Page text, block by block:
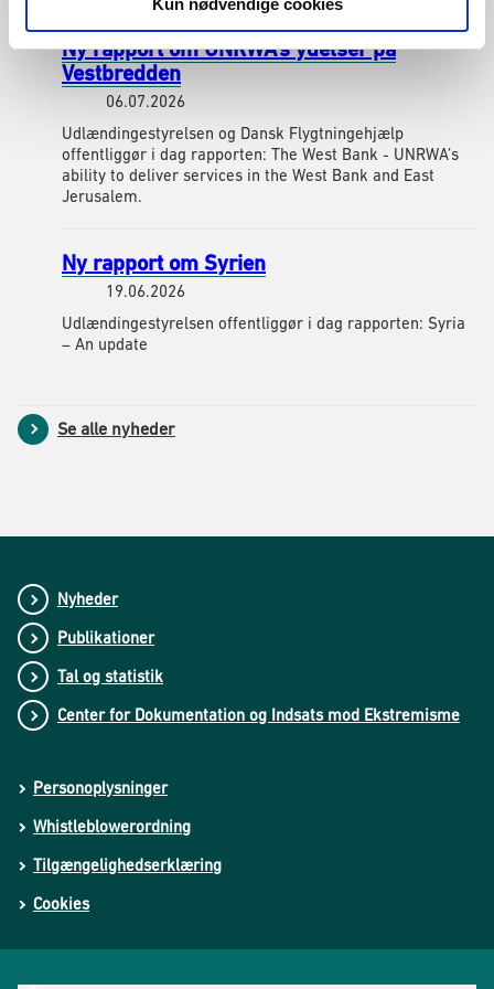
Ny rapport om UNRWA’s ydelser på
Vestbredden
06.07.2026
Udlændingestyrelsen og Dansk Flygtningehjælp
offentliggør i dag rapporten: The West Bank - UNRWA’s
ability to deliver services in the West Bank and East
Jerusalem.
Ny rapport om Syrien
19.06.2026
Udlændingestyrelsen offentliggør i dag rapporten: Syria
– An update
Se alle nyheder
Nyheder
Publikationer
Tal og statistik
Center for Dokumentation og Indsats mod Ekstremisme
Personoplysninger
Whistleblowerordning
Tilgængelighedserklæring
Cookies